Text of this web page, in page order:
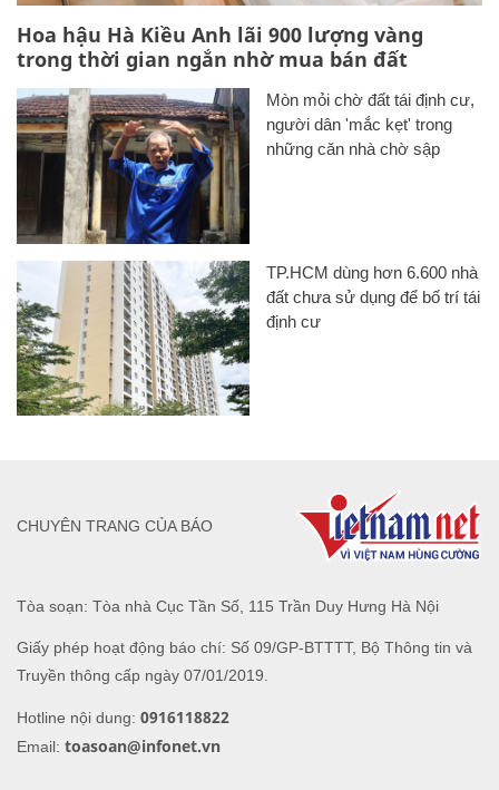
Hoa hậu Hà Kiều Anh lãi 900 lượng vàng
trong thời gian ngắn nhờ mua bán đất
Mòn mỏi chờ đất tái định cư,
người dân 'mắc kẹt' trong
những căn nhà chờ sập
TP.HCM dùng hơn 6.600 nhà
đất chưa sử dụng để bố trí tái
định cư
Tòa soạn: Tòa nhà Cục Tần Số, 115 Trần Duy Hưng Hà Nội
Giấy phép hoạt động báo chí: Số 09/GP-BTTTT, Bộ Thông tin và
Truyền thông cấp ngày 07/01/2019.
Hotline nội dung: 0916118822
Email: toasoan@infonet.vn
CHUYÊN TRANG CỦA BÁO